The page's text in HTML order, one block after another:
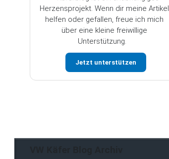
Herzensprojekt. Wenn dir meine Artikel
helfen oder gefallen, freue ich mich
über eine kleine freiwillige
Unterstützung.
Jetzt unterstützen